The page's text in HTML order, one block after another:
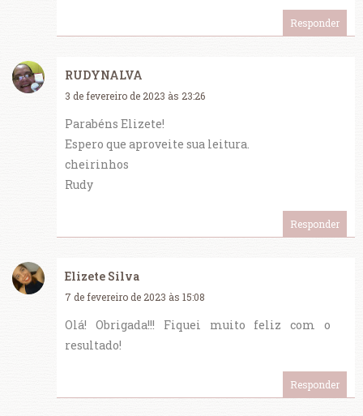
Responder
RUDYNALVA
3 de fevereiro de 2023 às 23:26
Parabéns Elizete!
Espero que aproveite sua leitura.
cheirinhos
Rudy
Responder
Elizete Silva
7 de fevereiro de 2023 às 15:08
Olá! Obrigada!!! Fiquei muito feliz com o
resultado!
Responder